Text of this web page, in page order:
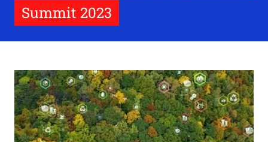
Summit 2023